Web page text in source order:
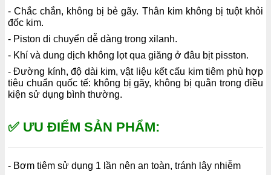
- Chắc chắn, không bị bẻ gãy. Thân kim không bị tuột khỏi
đốc kim.
- Piston di chuyển dễ dàng trong xilanh.
- Khí và dung dịch không lọt qua giăng ở đâu bịt pisston.
- Đường kính, độ dài kim, vật liệu kết cấu kim tiêm phù hợp
tiêu chuẩn quốc tế: không bị gãy, không bị quằn trong điều
kiện sử dụng bình thường.
✅ ƯU ĐIỂM SẢN PHẨM:
- Bơm tiêm sử dụng 1 lần nên an toàn, tránh lây nhiễm